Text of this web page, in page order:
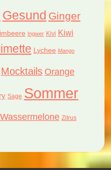
Gesund Ginger
Ingwer Kivi Kiwi
Lychee Mango
Mocktails Orange
Sage Sommer
Wassermelone Zitrus